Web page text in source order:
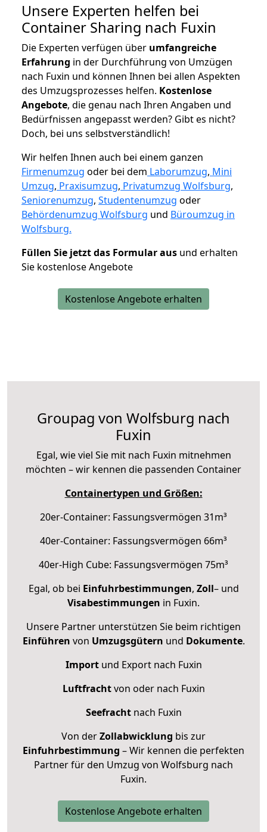
Unsere Experten helfen bei
Container Sharing nach Fuxin
Die Experten verfügen über umfangreiche
Erfahrung in der Durchführung von Umzügen
nach Fuxin und können Ihnen bei allen Aspekten
des Umzugsprozesses helfen. Kostenlose
Angebote, die genau nach Ihren Angaben und
Bedürfnissen angepasst werden? Gibt es nicht?
Doch, bei uns selbstverständlich!
Wir helfen Ihnen auch bei einem ganzen
Firmenumzug oder bei dem Laborumzug, Mini
Umzug, Praxisumzug, Privatumzug Wolfsburg,
Seniorenumzug, Studentenumzug oder
Behördenumzug Wolfsburg und Büroumzug in
Wolfsburg.
Füllen Sie jetzt das Formular aus und erhalten
Sie kostenlose Angebote
Kostenlose Angebote erhalten
Groupag von Wolfsburg nach
Fuxin
Egal, wie viel Sie mit nach Fuxin mitnehmen
möchten – wir kennen die passenden Container
Containertypen und Größen:
20er-Container: Fassungsvermögen 31m³
40er-Container: Fassungsvermögen 66m³
40er-High Cube: Fassungsvermögen 75m³
Egal, ob bei Einfuhrbestimmungen, Zoll– und
Visabestimmungen in Fuxin.
Unsere Partner unterstützen Sie beim richtigen
Einführen von Umzugsgütern und Dokumente.
Importund Export nach Fuxin
Luftfrachtvon oder nach Fuxin
Seefrachtnach Fuxin
Von derZollabwicklung bis zur
Einfuhrbestimmung – Wir kennen die perfekten
Partner für den Umzug von Wolfsburg nach
Fuxin.
Kostenlose Angebote erhalten